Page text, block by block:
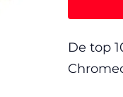
De top